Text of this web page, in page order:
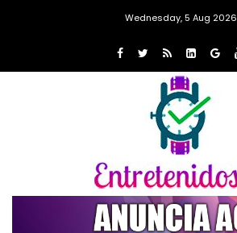
Wednesday, 5 Aug 2026